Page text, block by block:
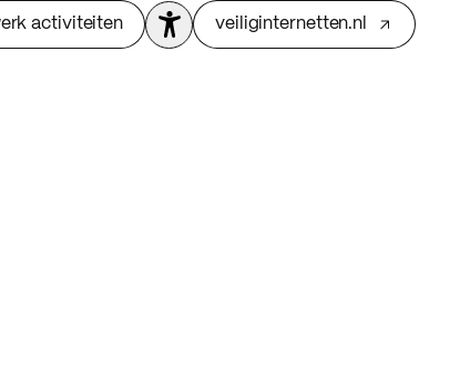
activiteiten veiliginternetten.nl